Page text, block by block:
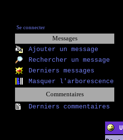
Se connecter
Messages
Ajouter un message
Rechercher un message
Derniers messages
Masquer l'arborescence
Commentaires
Derniers commentaires